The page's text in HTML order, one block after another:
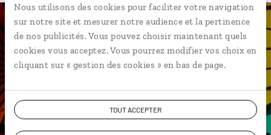
Nous utilisons des cookies pour faciliter votre navigation
sur notre site et mesurer notre audience et la pertinence
de nos publicités. Vous pouvez choisir maintenant quels
cookies vous acceptez. Vous pourrez modifier vos choix en
cliquant sur « gestion des cookies » en bas de page.
TOUT ACCEPTER
Une envie de voyage
particulière ?
Golfe du Bengale Lac Inle Mer d'Andaman